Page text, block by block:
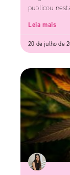
publicou
Leia mais
20 de julho de